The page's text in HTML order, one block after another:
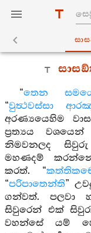
“තෙන
“වුත්‍ථවස්සා
අරණ්‍යයෙහිම
ප්‍රත්‍යය වශයෙන්
නිමවනලද
මහණදම්
කරත්. “
“පරිපාතෙන්ති”
ගන්වත්. පලවා
සිවුරෙන් එක්
වහන්සේ යම්